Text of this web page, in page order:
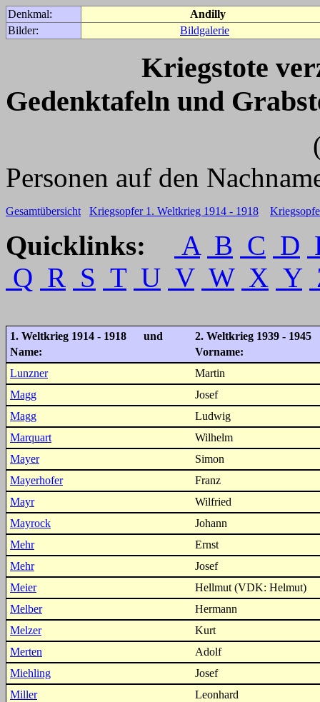
Denkmal:
Andilly
Bilder:
Bildgalerie
Kriegstote
Gedenktafeln und
(Für weitere
Personen auf den
Gesamtübersicht Kriegsopfer 1. Weltkrieg 1914 - 1918
Quicklinks: A B C D
Q R S T U V W X Y
1. Weltkrieg 1914 - 1918 und
2. Weltkrieg 1939 - 1945
Name:
Vorname:
Lunzner
Martin
Magg
Josef
Magg
Ludwig
Marquart
Wilhelm
Mayer
Simon
Mayerhofer
Franz
Mayr
Wilfried
Mayrock
Johann
Mehr
Ernst
Mehr
Josef
Meier
Hellmut (VDK: Helmut)
Melber
Hermann
Melzer
Kurt
Merten
Adolf
Miehling
Josef
Miller
Leonhard